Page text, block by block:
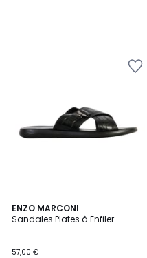
ENZO MARCONI
Sandales Plates à Enfiler
57,00 €
2
Couleurs